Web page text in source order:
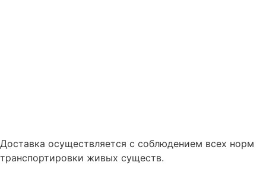
Доставка осуществляется с соблюдением всех норм
транспортировки живых существ.